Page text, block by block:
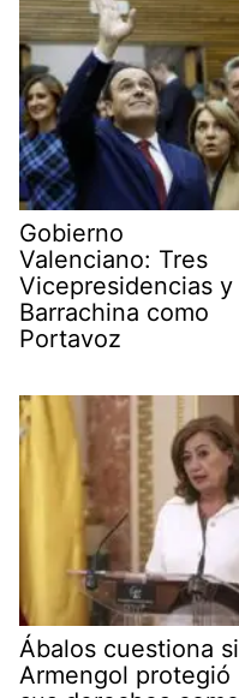
Gobierno
Valenciano: Tres
Vicepresidencias y
Barrachina como
Portavoz
Ábalos cuestiona si
Armengol protegió